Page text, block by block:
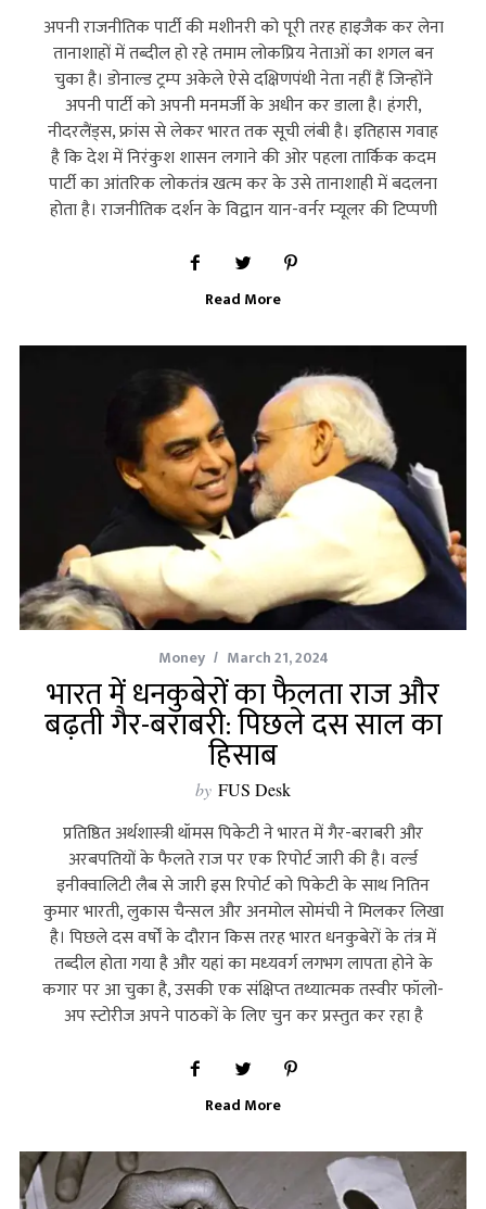
अपनी राजनीतिक पार्टी की मशीनरी को पूरी तरह हाइजैक कर लेना
तानाशाहों में तब्‍दील हो रहे तमाम लोकप्रिय नेताओं का शगल बन
चुका है। डोनाल्‍ड ट्रम्‍प अकेले ऐसे दक्षिणपंथी नेता नहीं हैं जिन्‍होंने
अपनी पार्टी को अपनी मनमर्जी के अधीन कर डाला है। हंगरी,
नीदरलैंड्स, फ्रांस से लेकर भारत तक सूची लंबी है। इतिहास गवाह
है कि देश में निरंकुश शासन लगाने की ओर पहला तार्किक कदम
पार्टी का आंतरिक लोकतंत्र खत्‍म कर के उसे तानाशाही में बदलना
होता है। राजनीतिक दर्शन के विद्वान यान-वर्नर म्‍यूलर की टिप्‍पणी
Read More
Money March 21, 2024
भारत में धनकुबेरों का फैलता राज और
बढ़ती गैर-बराबरी: पिछले दस साल का
हिसाब
by FUS Desk
प्रतिष्ठित अर्थशास्‍त्री थॉमस पिकेटी ने भारत में गैर-बराबरी और
अरबपतियों के फैलते राज पर एक रिपोर्ट जारी की है। वर्ल्‍ड
इनीक्वालिटी लैब से जारी इस रिपोर्ट को पिकेटी के साथ नितिन
कुमार भारती, लुकास चैन्सल और अनमोल सोमंची ने मिलकर लिखा
है। पिछले दस वर्षों के दौरान किस तरह भारत धनकुबेरों के तंत्र में
तब्‍दील होता गया है और यहां का मध्‍यवर्ग लगभग लापता होने के
कगार पर आ चुका है, उसकी एक संक्षिप्‍त तथ्‍यात्‍मक तस्‍वीर फॉलो-
अप स्‍टोरीज अपने पाठकों के लिए चुन कर प्रस्‍तुत कर रहा है
Read More